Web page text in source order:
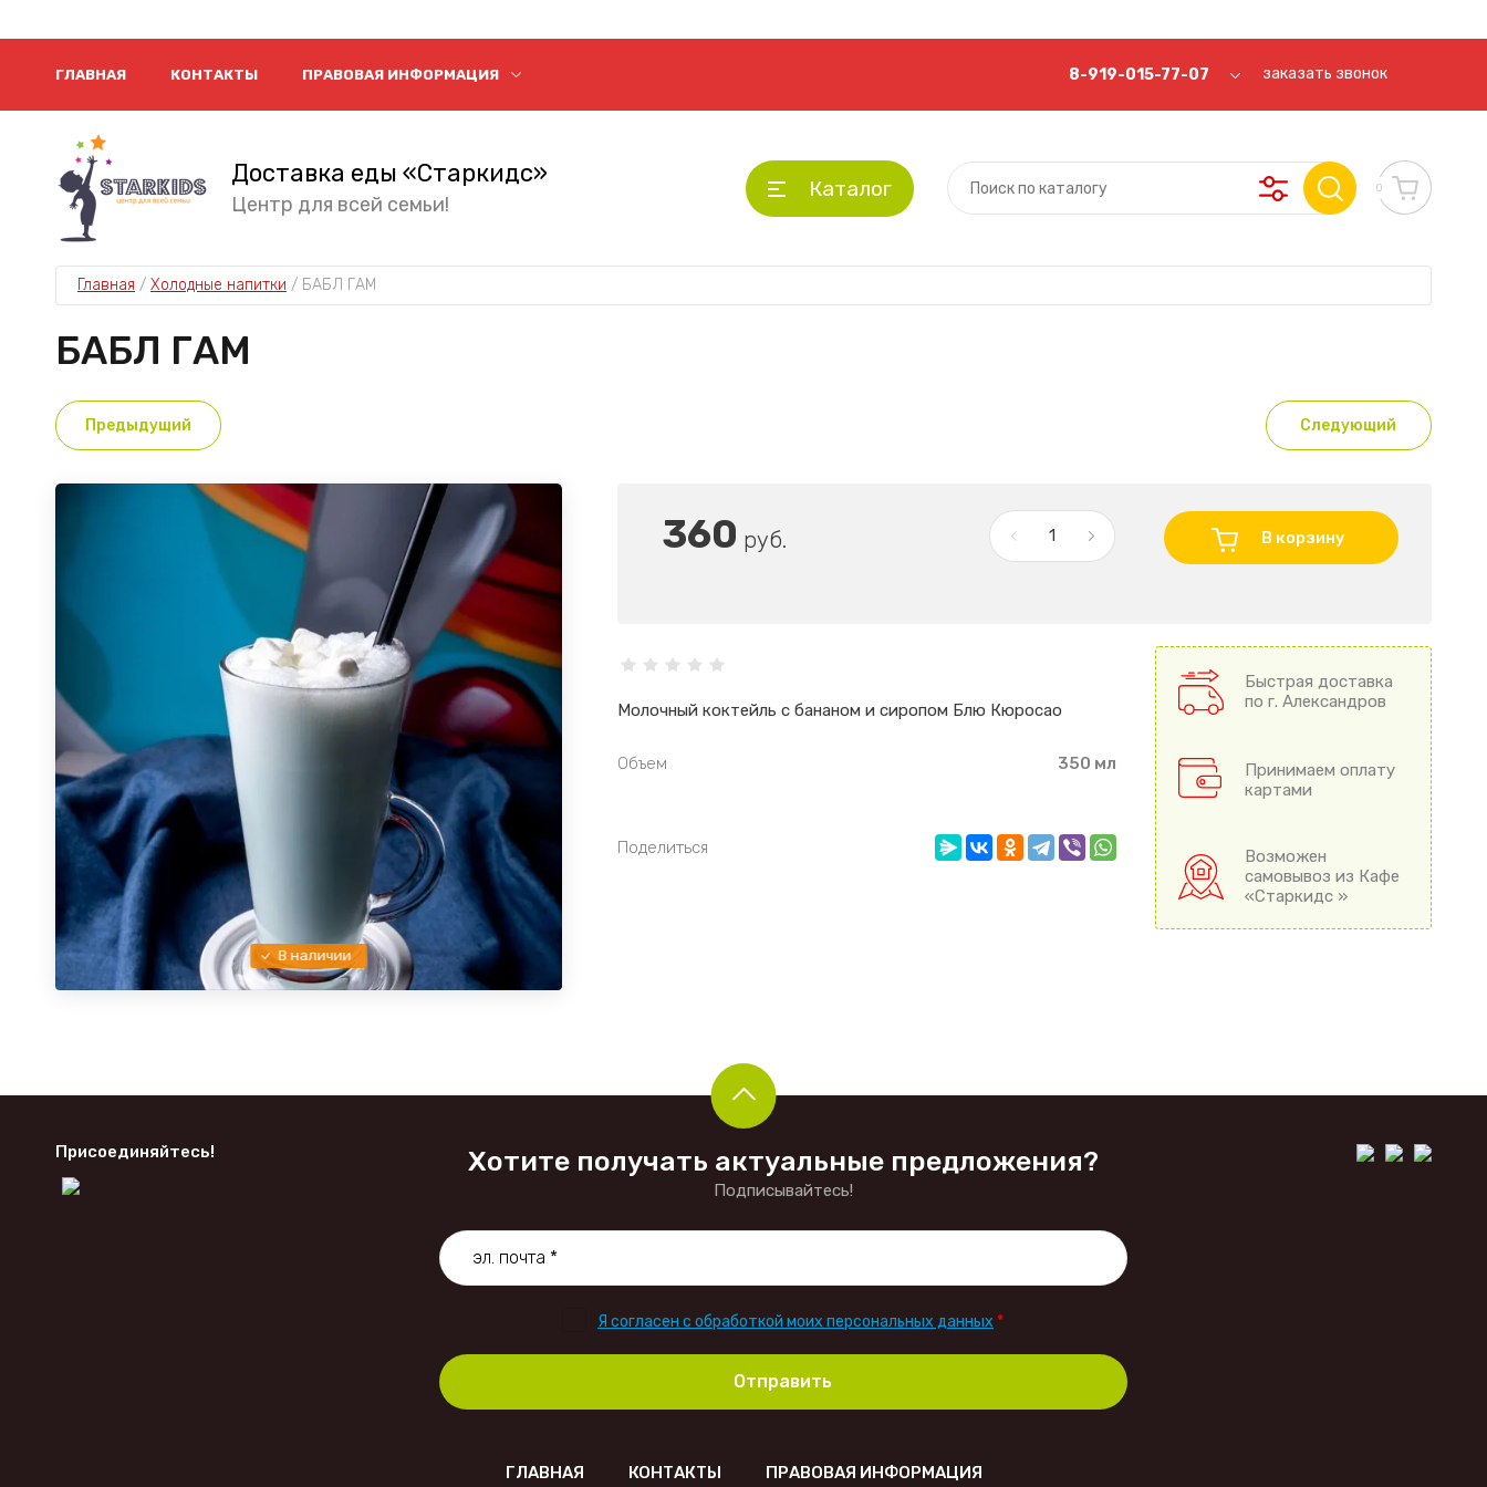
ГЛАВНАЯ КОНТАКТЫ ПРАВОВАЯ ИНФОРМАЦИЯ 8-919-015-77-07 заказать звонок
Доставка еды «Старкидс»
Центр для всей семьи!
Каталог 0
Главная / Холодные напитки / БАБЛ ГАМ
БАБЛ ГАМ
Предыдущий Следующий
В наличии
360 руб. В корзину
Молочный коктейль с бананом и сиропом Блю Кюросао
Объем 350 мл
Поделиться
Быстрая доставка
по г. Александров
Принимаем оплату
картами
Возможен
самовывоз из Кафе
«Старкидс »
Присоединяйтесь! Хотите получать актуальные предложения?
Подписывайтесь!
Я согласен с обработкой моих персональных данных *
Отправить
ГЛАВНАЯ КОНТАКТЫ ПРАВОВАЯ ИНФОРМАЦИЯ